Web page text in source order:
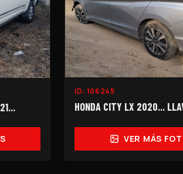
ID: 106245
HONDA CITY LX 2020...
VER MÁS